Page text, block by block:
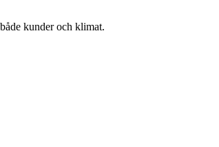
kunder och klimat.